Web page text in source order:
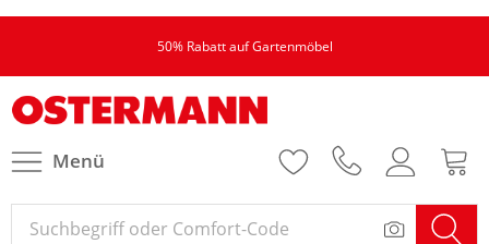
50% Rabatt auf Gartenmöbel
Menü